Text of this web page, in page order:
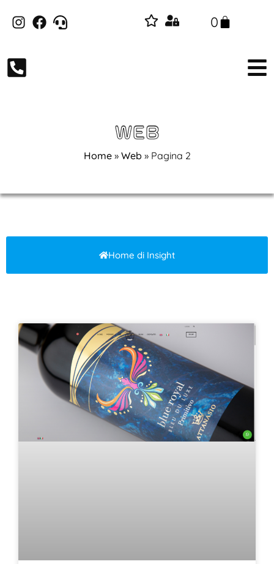
0
WEB
Home» Web » Pagina 2
Home di Insight